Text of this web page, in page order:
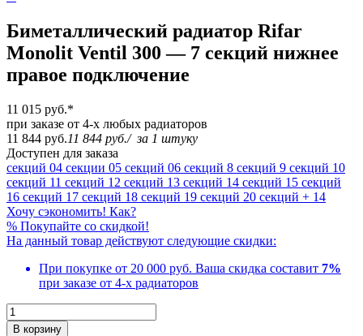
Биметаллический радиатор Rifar
Monolit Ventil 300 — 7 секций нижнее
правое подключение
11 015 руб.*
при заказе от 4-х любых радиаторов
11 844 руб.11 844 руб./за 1 штуку
Доступен для заказа
секций 04 секции 05 секций 06 секций 8 секций 9 секций 10
секций 11 секций 12 секций 13 секций 14 секций 15 секций
16 секций 17 секций 18 секций 19 секций 20 секций + 14
Хочу сэкономить! Как?
% Покупайте со скидкой!
На данный товар действуют следующие скидки:
При покупке от 20 000 руб. Ваша скидка составит 7%
при заказе от 4-х радиаторов
В корзину